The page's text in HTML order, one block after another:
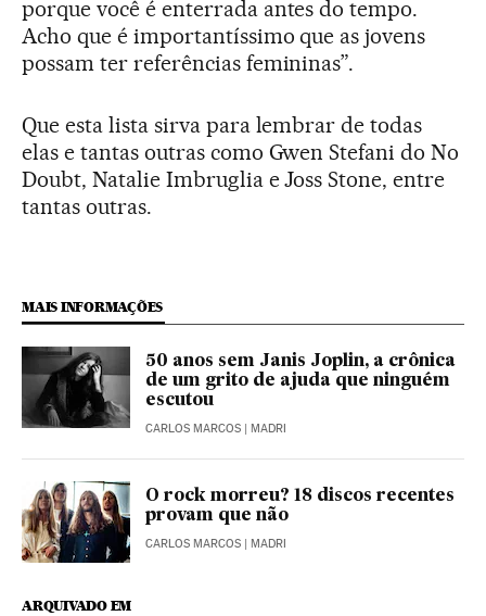
porque você é enterrada antes do tempo.
Acho que é importantíssimo que as jovens
possam ter referências femininas”.
Que esta lista sirva para lembrar de todas
elas e tantas outras como Gwen Stefani do No
Doubt, Natalie Imbruglia e Joss Stone, entre
tantas outras.
MAIS INFORMAÇÕES
50 anos sem Janis Joplin, a crônica
de um grito de ajuda que ninguém
escutou
CARLOS MARCOS | MADRI
O rock morreu? 18 discos recentes
provam que não
CARLOS MARCOS | MADRI
ARQUIVADO EM